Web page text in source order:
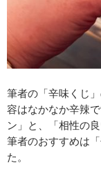
筆者の「辛味くじ
容はなかなか辛辣
ン」と、「相性の
筆者のおすすめは
た。